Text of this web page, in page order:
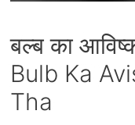
बल्ब का
Bulb Ka
Tha